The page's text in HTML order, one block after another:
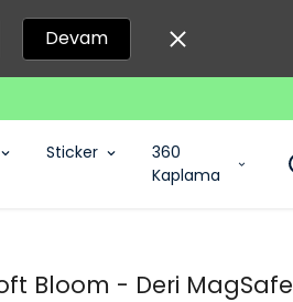
Devam
Sticker
360
Kaplama
Bloom - Deri MagSafe